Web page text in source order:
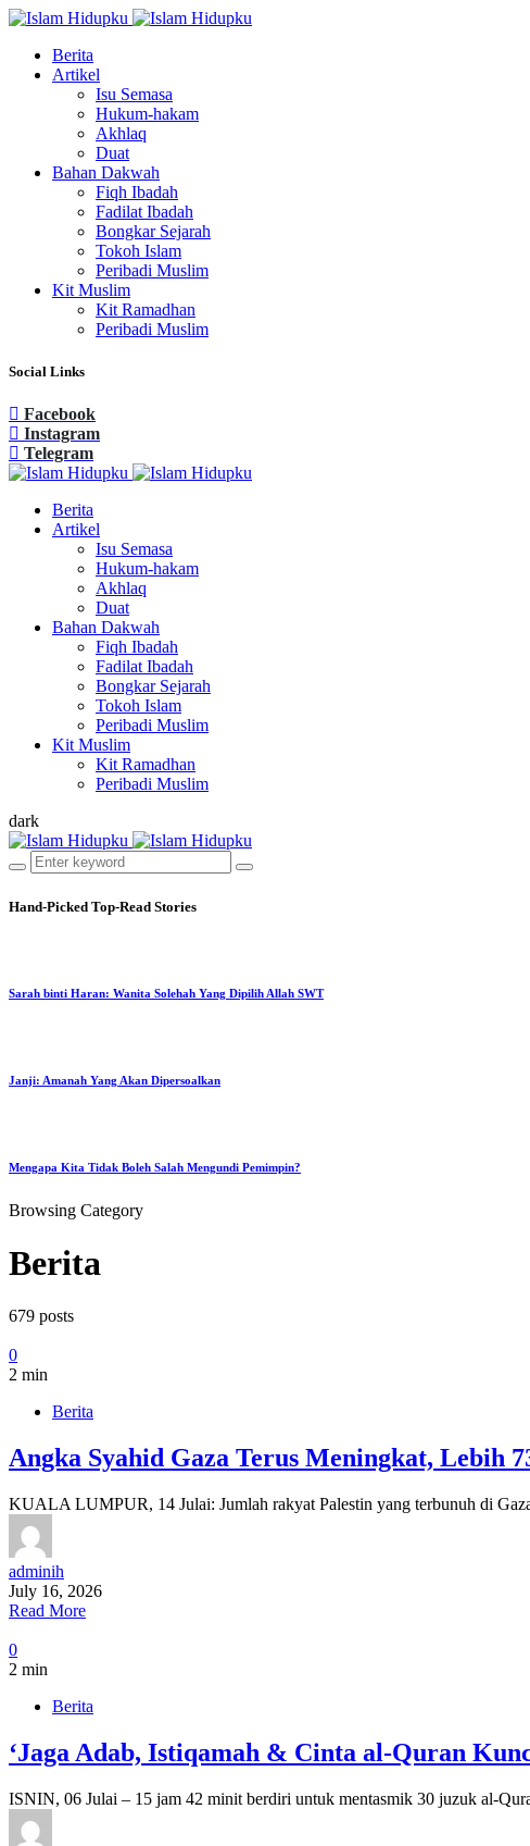
Berita
Artikel
Isu Semasa
Hukum-hakam
Akhlaq
Duat
Bahan Dakwah
Fiqh Ibadah
Fadilat Ibadah
Bongkar Sejarah
Tokoh Islam
Peribadi Muslim
Kit Muslim
Kit Ramadhan
Peribadi Muslim
Social Links
Facebook
Instagram
Telegram
Berita
Artikel
Isu Semasa
Hukum-hakam
Akhlaq
Duat
Bahan Dakwah
Fiqh Ibadah
Fadilat Ibadah
Bongkar Sejarah
Tokoh Islam
Peribadi Muslim
Kit Muslim
Kit Ramadhan
Peribadi Muslim
dark
Hand-Picked Top-Read Stories
Sarah binti Haran: Wanita Solehah Yang Dipilih Allah SWT
Janji: Amanah Yang Akan Dipersoalkan
Mengapa Kita Tidak Boleh Salah Mengundi Pemimpin?
Browsing Category
Berita
679 posts
0
2 min
Berita
Angka Syahid Gaza Terus Meningkat, Lebih
KUALA LUMPUR, 14 Julai: Jumlah rakyat Palestin yang terbunuh di
adminih
July 16, 2026
Read More
0
2 min
Berita
‘Jaga Adab, Istiqamah & Cinta al-Quran
ISNIN, 06 Julai – 15 jam 42 minit berdiri untuk mentasmik 30 juzuk al-